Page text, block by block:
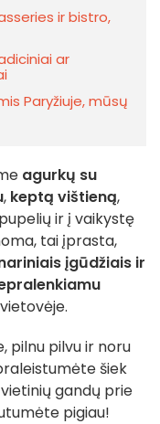
ir bistro,
ar
Paryžiuje, mūsų
agurkų su
, keptą vištieną,
ir į vaikystę
tai įprasta,
įgūdžiais ir
pilnu pilvu ir noru
šiek
gandų prie
pigiau!